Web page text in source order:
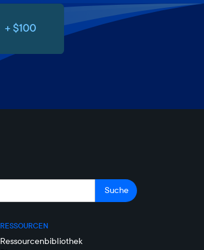
RESSOURCEN
Ressourcenbibliothek